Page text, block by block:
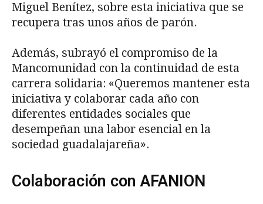
Miguel Benítez, sobre esta iniciativa que se
recupera tras unos años de parón.
Además, subrayó el compromiso de la
Mancomunidad con la continuidad de esta
carrera solidaria: «Queremos mantener esta
iniciativa y colaborar cada año con
diferentes entidades sociales que
desempeñan una labor esencial en la
sociedad guadalajareña».
Colaboración con AFANION